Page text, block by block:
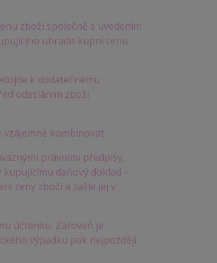
zboží společně s uvedením
uhradit kupní cenu
k dodatečnému
odesláním zboží
kombinovat.
právními předpisy,
daňový doklad –
ceny zboží a zašle jej v
účtenku. Zároveň je
výpadku pak nejpozději